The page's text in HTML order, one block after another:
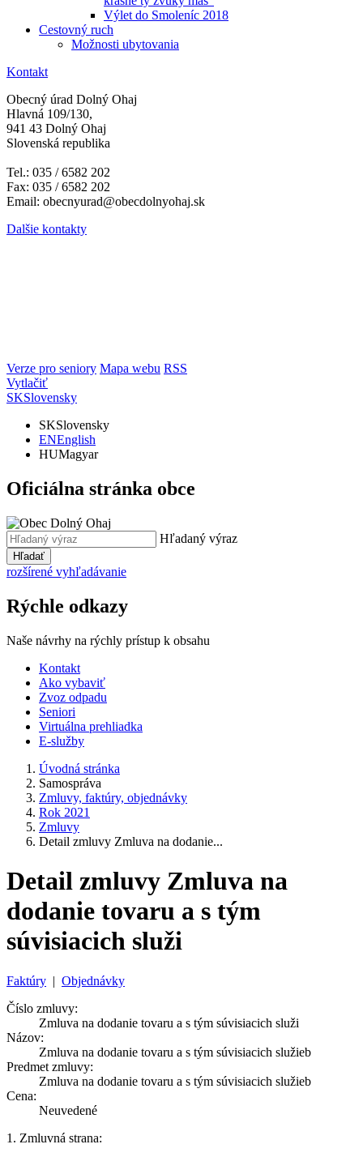
Výlet do Smoleníc 2018
Cestovný ruch
Možnosti ubytovania
Kontakt
Obecný úrad Dolný Ohaj
Hlavná 109/130,
941 43 Dolný Ohaj
Slovenská republika
Tel.: 035 / 6582 202
Fax: 035 / 6582 202
Email: obecnyurad@obecdolnyohaj.sk
Dalšie kontakty
Verze pro seniory Mapa webu RSS
Vytlačiť
SKSlovensky
SKSlovensky
ENEnglish
HUMagyar
Oficiálna stránka obce
Hľadaný výraz
Hľadať
rozšírené vyhľadávanie
Rýchle odkazy
Naše návrhy na rýchly prístup k obsahu
Kontakt
Ako vybaviť
Zvoz odpadu
Seniori
Virtuálna prehliadka
E-služby
Úvodná stránka
Samospráva
Zmluvy, faktúry, objednávky
Rok 2021
Zmluvy
Detail zmluvy Zmluva na dodanie...
Detail zmluvy Zmluva na
dodanie tovaru a s tým
súvisiacich služi
Faktúry | Objednávky
Číslo zmluvy:
Zmluva na dodanie tovaru a s tým súvisiacich služi
Názov:
Zmluva na dodanie tovaru a s tým súvisiacich služieb
Predmet zmluvy:
Zmluva na dodanie tovaru a s tým súvisiacich služieb
Cena:
Neuvedené
1. Zmluvná strana: